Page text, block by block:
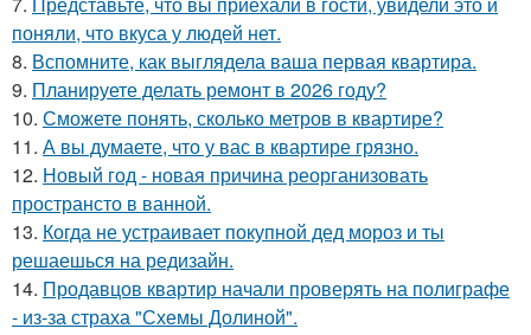
поняли, что вкуса у людей нет.
8. Вспомните, как выглядела ваша первая квартира.
9. Планируете делать ремонт в 2026 году?
10. Сможете понять, сколько метров в квартире?
11. А вы думаете, что у вас в квартире грязно.
12. Новый год - новая причина реорганизовать
пространсто в ванной.
13. Когда не устраивает покупной дед мороз и ты
решаешься на редизайн.
14. Продавцов квартир начали проверять на полиграфе
- из-за страха "Схемы Долиной".